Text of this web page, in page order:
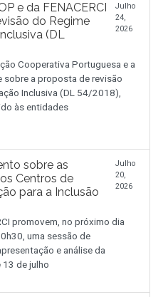
e da FENACERCI
do Regime
(DL
Julho
24,
2026
Cooperativa Portuguesa e a
sobre a proposta de revisão
Inclusiva (DL 54/2018),
às entidades
sobre as
Centros de
para a Inclusão
Julho
20,
2026
promovem, no próximo dia
uma sessão de
e análise da
de julho